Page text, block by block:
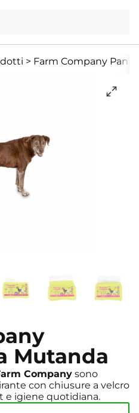
> Farm Company
Mutanda
Company sono
con chiusure a velcro
e igiene quotidiana.